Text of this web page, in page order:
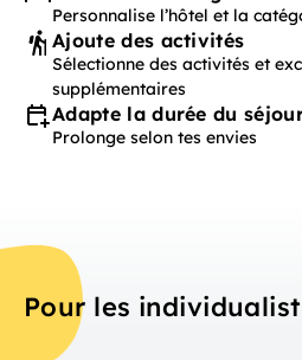
Personnalise l’hôtel et la
Ajoute des activités
Sélectionne des activités et
supplémentaires
Adapte la durée du
Prolonge selon tes envies
Pour les